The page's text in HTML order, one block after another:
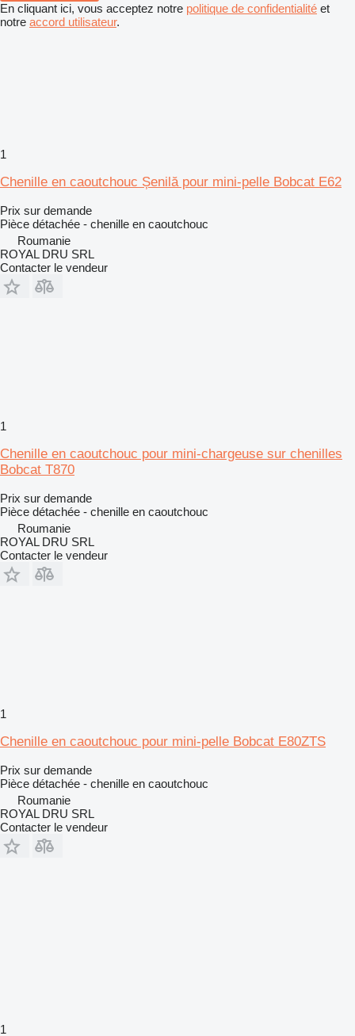
En cliquant ici, vous acceptez notre politique de confidentialité et
notre accord utilisateur.
1
Chenille en caoutchouc Șenilă pour mini-pelle Bobcat E62
Prix sur demande
Pièce détachée - chenille en caoutchouc
Roumanie
ROYAL DRU SRL
Contacter le vendeur
1
Chenille en caoutchouc pour mini-chargeuse sur chenilles
Bobcat T870
Prix sur demande
Pièce détachée - chenille en caoutchouc
Roumanie
ROYAL DRU SRL
Contacter le vendeur
1
Chenille en caoutchouc pour mini-pelle Bobcat E80ZTS
Prix sur demande
Pièce détachée - chenille en caoutchouc
Roumanie
ROYAL DRU SRL
Contacter le vendeur
1